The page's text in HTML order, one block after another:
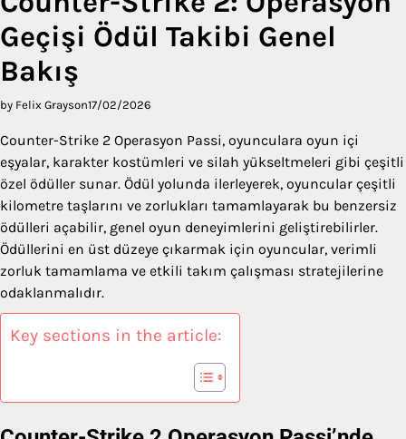
Geçişi Ödül Takibi Genel
Bakış
by Felix Grayson17/02/2026
Counter-Strike 2 Operasyon Passi, oyunculara oyun içi
eşyalar, karakter kostümleri ve silah yükseltmeleri gibi çeşitli
özel ödüller sunar. Ödül yolunda ilerleyerek, oyuncular çeşitli
kilometre taşlarını ve zorlukları tamamlayarak bu benzersiz
ödülleri açabilir, genel oyun deneyimlerini geliştirebilirler.
Ödüllerini en üst düzeye çıkarmak için oyuncular, verimli
zorluk tamamlama ve etkili takım çalışması stratejilerine
odaklanmalıdır.
Key sections in the article: